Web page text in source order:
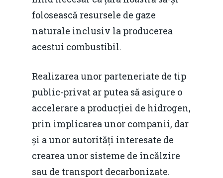
folosească resursele de gaze
naturale inclusiv la producerea
acestui combustibil.
Realizarea unor parteneriate de tip
public-privat ar putea să asigure o
accelerare a producției de hidrogen,
prin implicarea unor companii, dar
și a unor autorități interesate de
crearea unor sisteme de încălzire
sau de transport decarbonizate.